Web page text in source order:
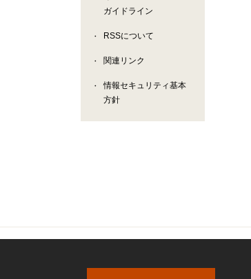
ガイドライン
RSSについて
関連リンク
情報セキュリティ基本
方針